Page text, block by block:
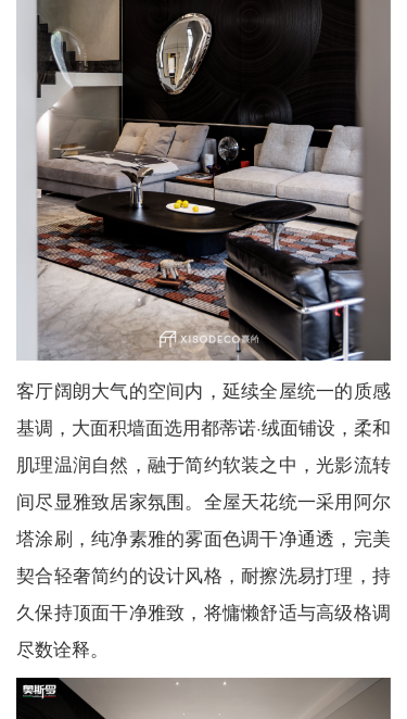
客厅阔朗大气的空间内，延续全屋统一的质感
基调，大面积墙面选用都蒂诺·绒面铺设，柔和
肌理温润自然，融于简约软装之中，光影流转
间尽显雅致居家氛围。全屋天花统一采用阿尔
塔涂刷，纯净素雅的雾面色调干净通透，完美
契合轻奢简约的设计风格，耐擦洗易打理，持
久保持顶面干净雅致，将慵懒舒适与高级格调
尽数诠释。